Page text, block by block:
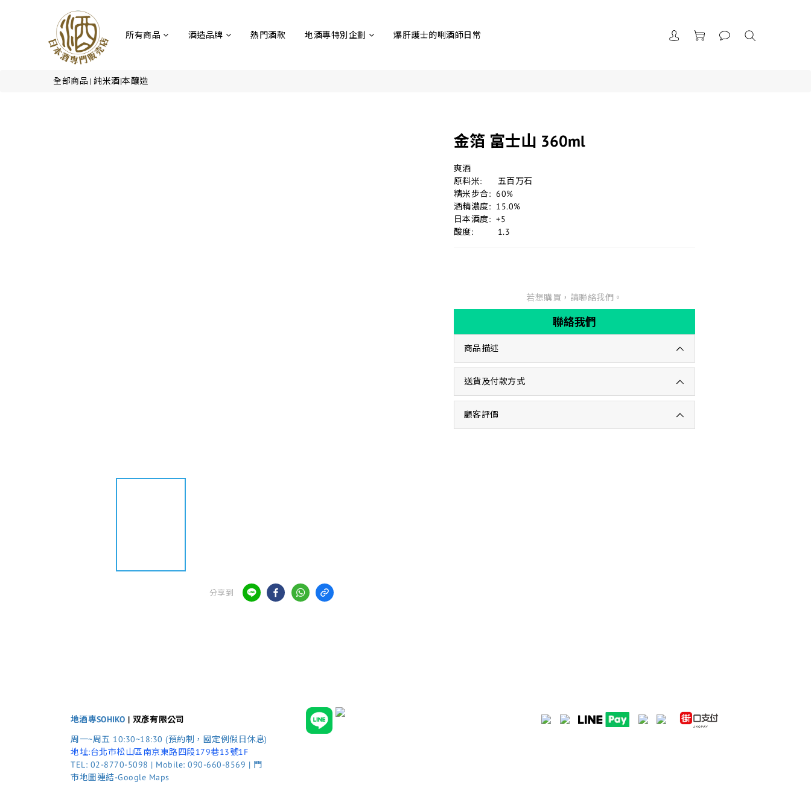
所有商品 酒造品牌 熱門酒款 地酒專特別企劃 爆肝護士的唎酒師日常
全部商品 | 純米酒|本釀造
分享到
金箔 富士山 360ml
爽酒
原料米:	  五百万石
精米步合:  60%
酒精濃度:  15.0%
日本酒度:  +5
酸度:	  1.3
若想購買，請聯絡我們。
聯絡我們
商品描述
送貨及付款方式
顧客評價
地酒專SOHIKO | 双彥有限公司
周一~周五 10:30~18:30 (預約制，國定例假日休息)
地址:台北市松山區南京東路四段179巷13號1F
TEL: 02-8770-5098 | Mobile: 090-660-8569 | 門
市地圖連結-Google Maps